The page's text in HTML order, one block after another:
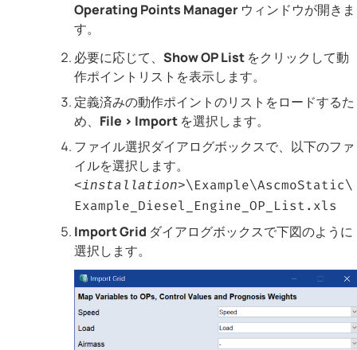
Operating Points Managerウィンドウが開きま
す。
必要に応じて、 Show OP Listをクリックして動
作ポイントリストを表示します。
定義済みの動作ポイントのリストをロードするた
め、 File > Importを選択します。
ファイル選択ダイアログボックスで、以下のファ
イルを選択します。
<installation>\Example\AscmoStatic\
Example_Diesel_Engine_OP_List.xls
Import Grid ダイアログボックスで下図のように
選択します。